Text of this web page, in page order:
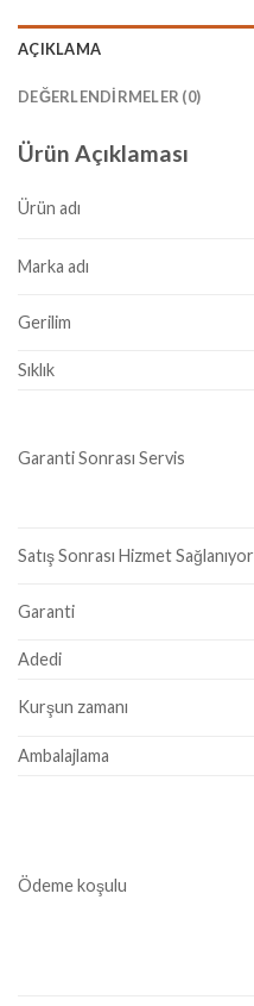
AÇIKLAMA
DEĞERLENDIRMELER (0)
Ürün Açıklaması
Ürün adı
Marka adı
Gerilim
Sıklık
Garanti Sonrası Servis
Satış Sonrası Hizmet Sağlanıyor
Garanti
Adedi
Kurşun zamanı
Ambalajlama
Ödeme koşulu